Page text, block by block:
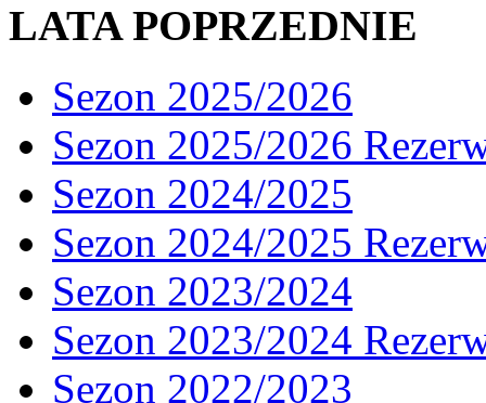
LATA POPRZEDNIE
Sezon 2025/2026
Sezon 2025/2026
Sezon 2024/2025
Sezon 2024/2025
Sezon 2023/2024
Sezon 2023/2024
Sezon 2022/2023